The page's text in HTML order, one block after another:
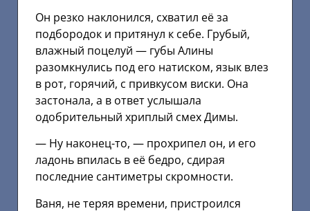
Он резко наклонился, схватил её за
подбородок и притянул к себе. Грубый,
влажный поцелуй — губы Алины
разомкнулись под его натиском, язык влез
в рот, горячий, с привкусом виски. Она
застонала, а в ответ услышала
одобрительный хриплый смех Димы.
— Ну наконец-то, — прохрипел он, и его
ладонь впилась в её бедро, сдирая
последние сантиметры скромности.
Ваня, не теряя времени, пристроился